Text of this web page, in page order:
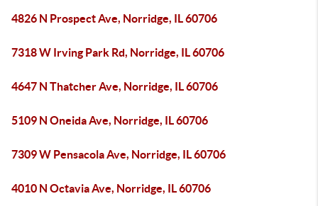
4826 N Prospect Ave, Norridge, IL 60706
7318 W Irving Park Rd, Norridge, IL 60706
4647 N Thatcher Ave, Norridge, IL 60706
5109 N Oneida Ave, Norridge, IL 60706
7309 W Pensacola Ave, Norridge, IL 60706
4010 N Octavia Ave, Norridge, IL 60706